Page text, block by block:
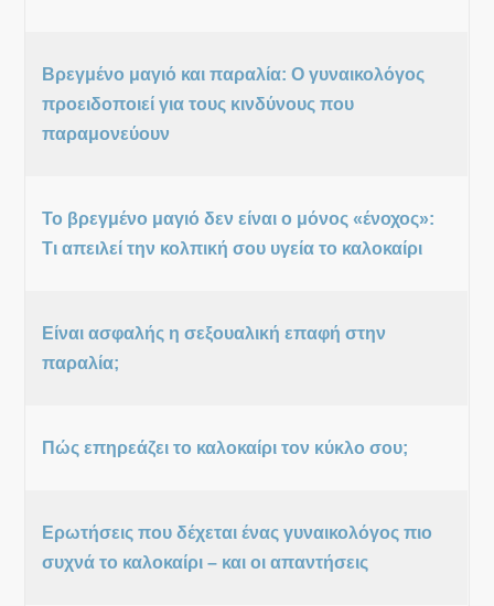
Βρεγμένο μαγιό και παραλία: Ο γυναικολόγος
προειδοποιεί για τους κινδύνους που
παραμονεύουν
Το βρεγμένο μαγιό δεν είναι ο μόνος «ένοχος»:
Τι απειλεί την κολπική σου υγεία το καλοκαίρι
Είναι ασφαλής η σεξουαλική επαφή στην
παραλία;
Πώς επηρεάζει το καλοκαίρι τον κύκλο σου;
Ερωτήσεις που δέχεται ένας γυναικολόγος πιο
συχνά το καλοκαίρι – και οι απαντήσεις